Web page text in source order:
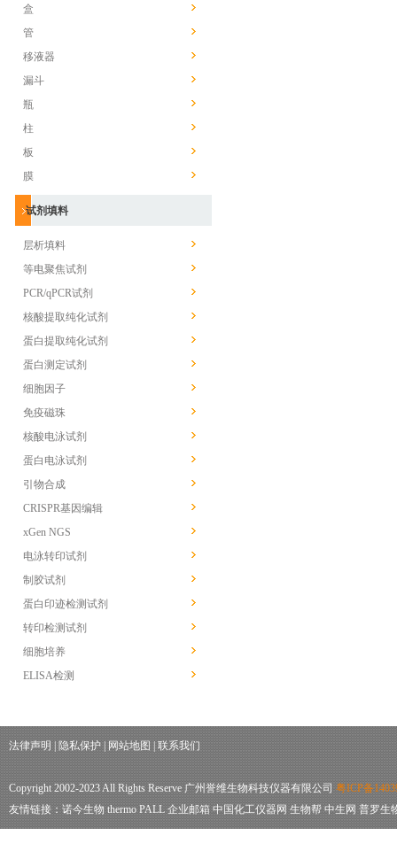
盒
管
移液器
漏斗
瓶
柱
板
膜
试剂填料
层析填料
等电聚焦试剂
PCR/qPCR试剂
核酸提取纯化试剂
蛋白提取纯化试剂
蛋白测定试剂
细胞因子
免疫磁珠
核酸电泳试剂
蛋白电泳试剂
引物合成
CRISPR基因编辑
xGen NGS
电泳转印试剂
制胶试剂
蛋白印迹检测试剂
转印检测试剂
细胞培养
ELISA检测
法律声明 隐私保护 网站地图 联系我们
Copyright 2002-2023 All Rights Reserve 广州誉维生物科技仪器有限公司 粤ICP备
友情链接： 诺今生物 thermo PALL 企业邮箱 中国化工仪器网 生物帮 中生网 普罗生